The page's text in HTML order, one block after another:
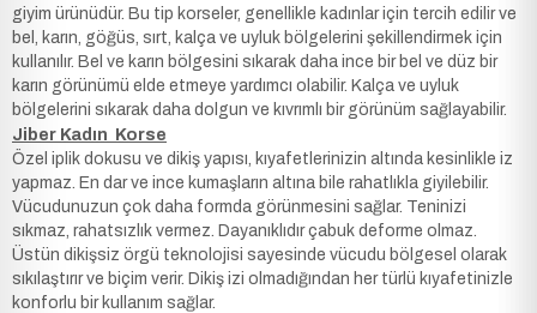
giyim ürünüdür. Bu tip korseler, genellikle kadınlar için tercih edilir ve
bel, karın, göğüs, sırt, kalça ve uyluk bölgelerini şekillendirmek için
kullanılır. Bel ve karın bölgesini sıkarak daha ince bir bel ve düz bir
karın görünümü elde etmeye yardımcı olabilir. Kalça ve uyluk
bölgelerini sıkarak daha dolgun ve kıvrımlı bir görünüm sağlayabilir.
Jiber Kadın Korse
Özel iplik dokusu ve dikiş yapısı, kıyafetlerinizin altında kesinlikle iz
yapmaz. En dar ve ince kumaşların altına bile rahatlıkla giyilebilir.
Vücudunuzun çok daha formda görünmesini sağlar. Teninizi
sıkmaz, rahatsızlık vermez. Dayanıklıdır çabuk deforme olmaz.
Üstün dikişsiz örgü teknolojisi sayesinde vücudu bölgesel olarak
sıkılaştırır ve biçim verir. Dikiş izi olmadığından her türlü kıyafetinizle
konforlu bir kullanım sağlar.